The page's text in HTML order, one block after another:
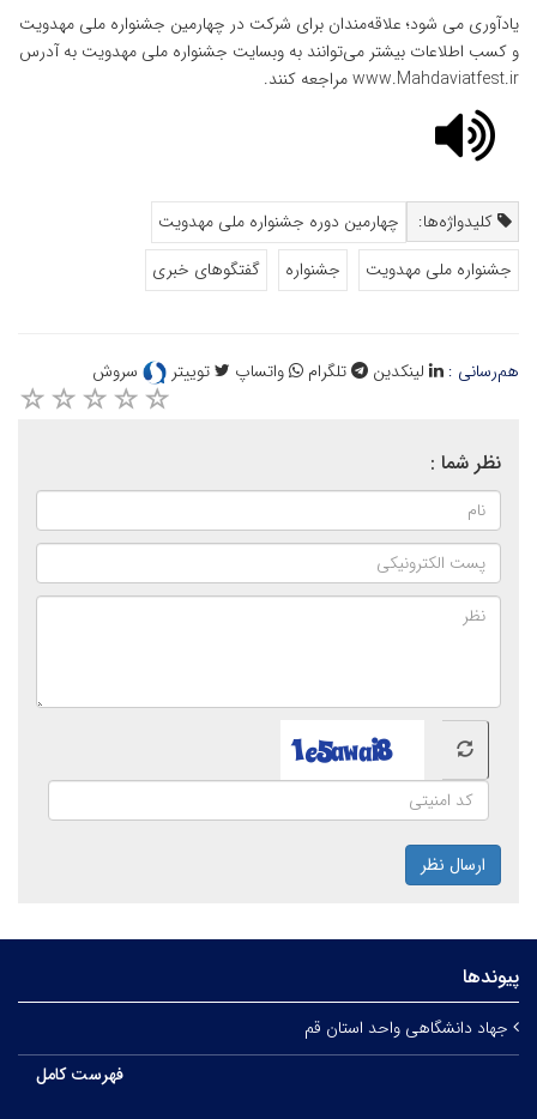
یادآوری می شود؛ علاقه‌مندان برای شرکت در چهارمین جشنواره ملی مهدویت
و کسب اطلاعات بیشتر می‌توانند به وبسایت جشنواره ملی مهدویت به آدرس
www.Mahdaviatfest.ir مراجعه کنند.
کلیدواژه‌ها:
چهارمین دوره جشنواره ملی مهدویت
جشنواره ملی مهدویت
جشنواره گفتگوهای خبری
هم‌رسانی : لینکدین تلگرام واتساپ توییتر سروش
نظر شما :
ارسال نظر
پیوندها
جهاد دانشگاهی واحد استان قم
فهرست کامل